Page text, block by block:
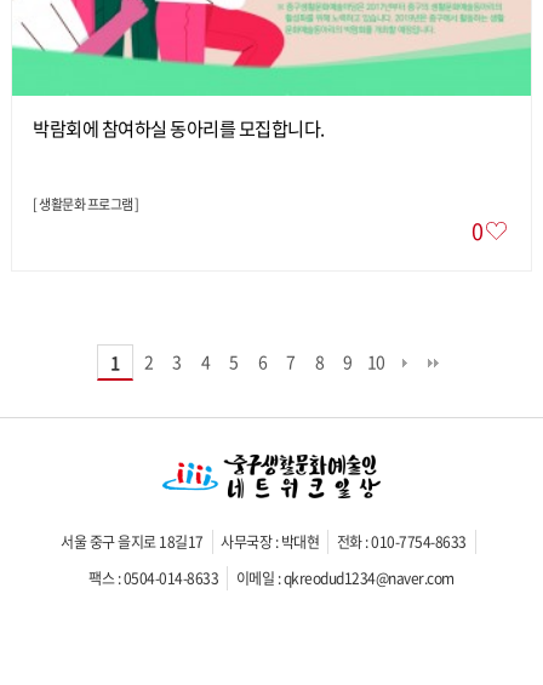
박람회에 참여하실 동아리를 모집합니다.
[생활문화 프로그램]
0
1 2 3 4 5 6 7 8 9 10
서울 중구 을지로 18길17 사무국장 : 박대현
전화 : 010-7754-8633
팩스 : 0504-014-8633
이메일 : qkreodud1234@naver.com